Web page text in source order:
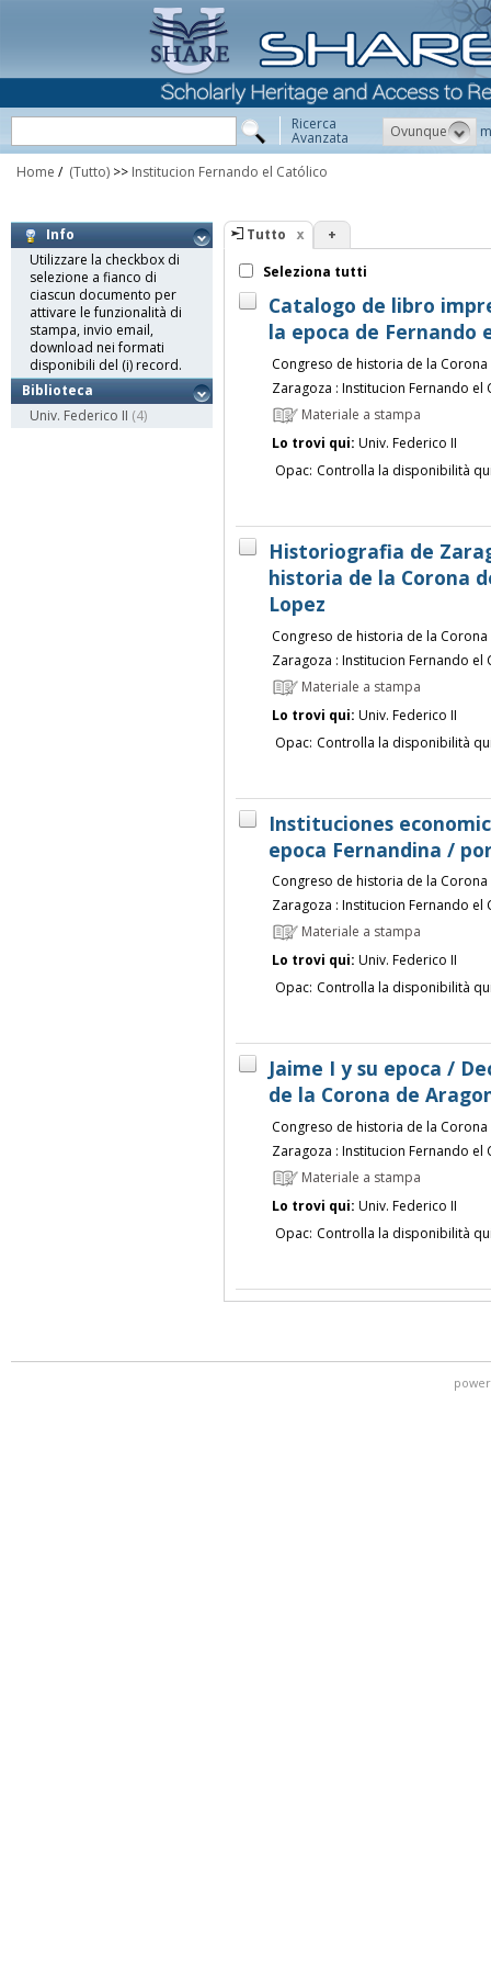
Ricerca
Avanzata Ovunque
Home / (Tutto) >> Institucion Fernando el Católico
Info
Utilizzare la checkbox di
selezione a fianco di
ciascun documento per
attivare le funzionalità di
stampa, invio email,
download nei formati
disponibili del (i) record.
Biblioteca
Univ. Federico II (4)
Tutto +
Seleziona tutti
Catalogo de libro
la epoca de Fernando
Congreso de historia de la Corona
Zaragoza : Institucion Fernando el
Materiale a stampa
Lo trovi qui: Univ. Federico II
Opac: Controlla la disponibilità
Historiografia de
historia de la Corona
Lopez
Congreso de historia de la Corona
Zaragoza : Institucion Fernando el
Materiale a stampa
Lo trovi qui: Univ. Federico II
Opac: Controlla la disponibilità
Instituciones
epoca Fernandina /
Congreso de historia de la Corona
Zaragoza : Institucion Fernando el
Materiale a stampa
Lo trovi qui: Univ. Federico II
Opac: Controlla la disponibilità
Jaime I y su epoca /
de la Corona de
Congreso de historia de la Corona
Zaragoza : Institucion Fernando el
Materiale a stampa
Lo trovi qui: Univ. Federico II
Opac: Controlla la disponibilità